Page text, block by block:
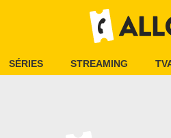
SÉRIES STREAMING